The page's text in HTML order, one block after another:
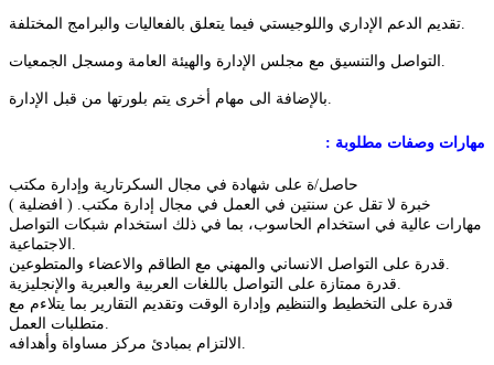
تقديم الدعم الإداري واللوجيستي فيما يتعلق بالفعاليات والبرامج المختلفة.
التواصل والتنسيق مع مجلس الإدارة والهيئة العامة ومسجل الجمعيات.
بالإضافة الى مهام أخرى يتم بلورتها من قبل الإدارة.
مهارات وصفات مطلوبة :
حاصل/ة على شهادة في مجال السكرتارية وإدارة مكتب
خبرة لا تقل عن سنتين في العمل في مجال إدارة مكتب. ( افضلية )
مهارات عالية في استخدام الحاسوب، بما في ذلك استخدام شبكات التواصل
قدرة ممتازة على التواصل باللغات العربية والعبرية والإنجليزية
قدرة على التخطيط والتنظيم وإدارة الوقت وتقديم التقارير بما يتلاءم مع
متطلبات العمل